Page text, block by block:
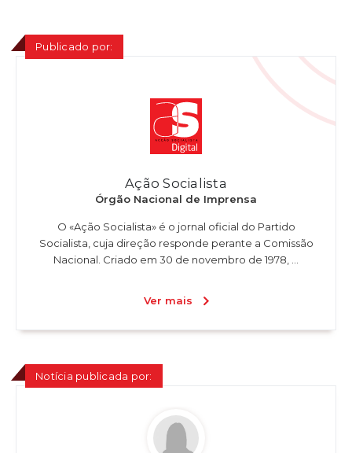
Publicado por:
Ação Socialista
Órgão Nacional de Imprensa
O «Ação Socialista» é o jornal oficial do Partido
Socialista, cuja direção responde perante a Comissão
Nacional. Criado em 30 de novembro de 1978, ...
Ver mais
Notícia publicada por: